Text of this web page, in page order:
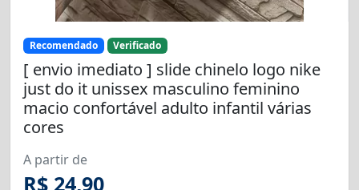
Recomendado Verificado
[ envio imediato ] slide chinelo logo nike
just do it unissex masculino feminino
macio confortável adulto infantil várias
cores
A partir de
R$ 24,90